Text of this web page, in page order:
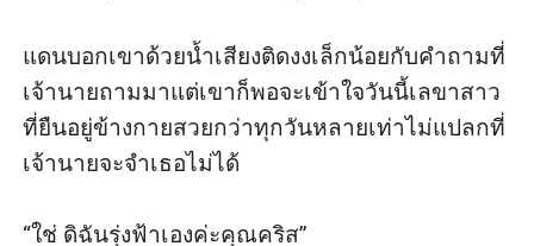
แดนบอกเขาด้วยน้ำเสียงติดงงเล็กน้อยกับคำถามที่
เจ้านายถามมาแต่เขาก็พอจะเข้าใจวันนี้เลขาสาว
ที่ยืนอยู่ข้างกายสวยกว่าทุกวันหลายเท่าไม่แปลกที่
เจ้านายจะจำเธอไม่ได้
“ใช่ ดิฉันรุ่งฟ้าเองค่ะคุณคริส”